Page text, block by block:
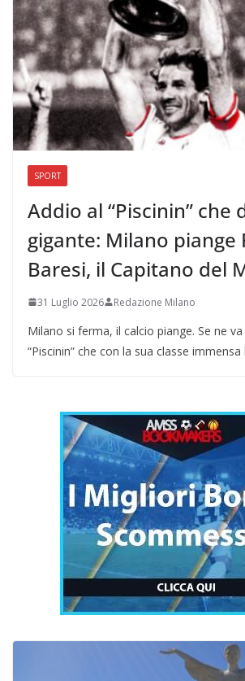
SPORT
Addio al “Piscinin” che
gigante: Milano piange
Baresi, il Capitano del
31 Luglio 2026 Redazione Milano
Milano si ferma, il calcio piange. Se ne
“Piscinin” che con la sua classe immensa